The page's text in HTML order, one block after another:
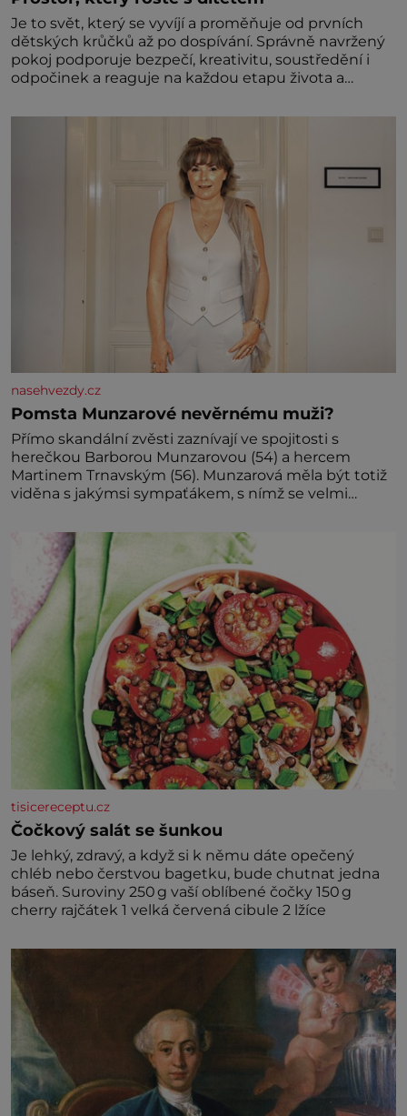
Je to svět, který se vyvíjí a proměňuje od prvních
dětských krůčků až po dospívání. Správně navržený
pokoj podporuje bezpečí, kreativitu, soustředění i
odpočinek a reaguje na každou etapu života a
jednoduchost, měkkost a bezpečí, proto by pokoj
nasehvezdy.cz
Pomsta Munzarové nevěrnému muži?
Přímo skandální zvěsti zaznívají ve spojitosti s
herečkou Barborou Munzarovou (54) a hercem
Martinem Trnavským (56). Munzarová měla být totiž
viděna s jakýmsi sympaťákem, s nímž se velmi
tisicereceptu.cz
Čočkový salát se šunkou
Je lehký, zdravý, a když si k němu dáte opečený
chléb nebo čerstvou bagetku, bude chutnat jedna
báseň. Suroviny 250 g vaší oblíbené čočky 150 g
cherry rajčátek 1 velká červená cibule 2 lžíce